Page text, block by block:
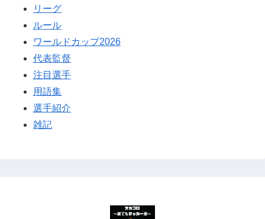
リーグ
ルール
ワールドカップ2026
代表監督
注目選手
用語集
選手紹介
雑記